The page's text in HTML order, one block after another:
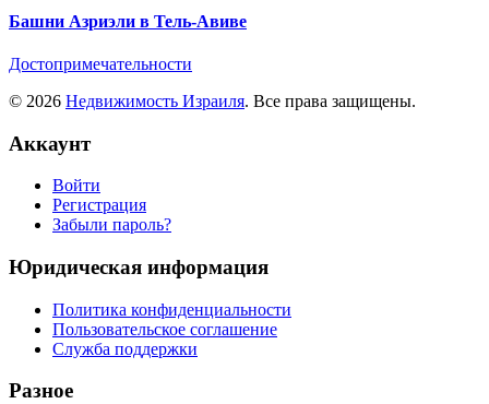
Башни Азриэли в Тель-Авиве
Достопримечательности
© 2026 Недвижимость Израиля. Все права защищены.
Аккаунт
Войти
Регистрация
Забыли пароль?
Юридическая информация
Политика конфиденциальности
Пользовательское соглашение
Служба поддержки
Разное